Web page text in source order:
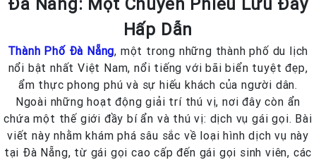
Hấp Dẫn
Thành Phố Đà Nẵng, một trong những thành phố du lịch
nổi bật nhất Việt Nam, nổi tiếng với bãi biển tuyệt đẹp,
ẩm thực phong phú và sự hiếu khách của người dân.
Ngoài những hoạt động giải trí thú vị, nơi đây còn ẩn
chứa một thế giới đầy bí ẩn và thú vị: dịch vụ gái gọi. Bài
viết này nhằm khám phá sâu sắc về loại hình dịch vụ này
tại Đà Nẵng, từ gái gọi cao cấp đến gái gọi sinh viên, các